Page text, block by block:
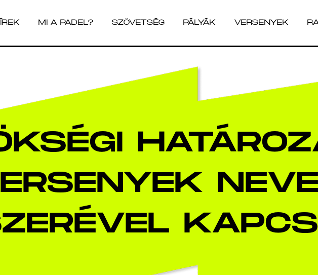
MI A PADEL? SZÖVETSÉG PÁLYÁK VERSENYEK